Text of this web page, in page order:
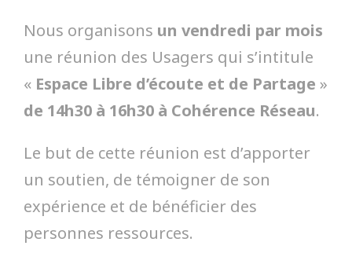
Nous organisons un vendredi par mois
une réunion des Usagers qui s’intitule
« Espace Libre d’écoute et de Partage »
de 14h30 à 16h30 à Cohérence Réseau.
Le but de cette réunion est d’apporter
un soutien, de témoigner de son
expérience et de bénéficier des
personnes ressources.